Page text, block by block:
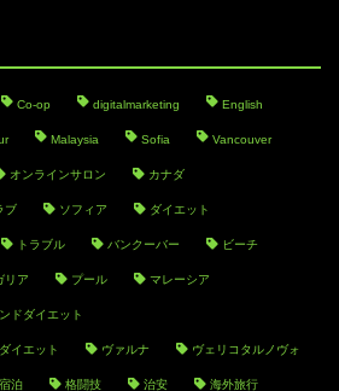
Co-op digitalmarketing English
Malaysia Sofia Vancouver
オンラインサロン カナダ
ブ ソフィア ダイエット
トラブル バンクーバー ビーチ
リア プール マレーシア
ドダイエット
イエット ヴァルナ ヴェリコタルノヴォ
宿泊 格闘技 治安 海外旅行